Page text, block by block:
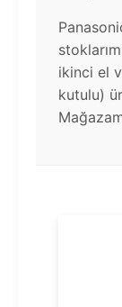
ikinci el
kutulu)